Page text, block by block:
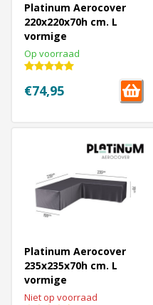
Platinum Aerocover
220x220x70h cm. L
vormige
loungesethoes
Op voorraad
€74,95
Platinum Aerocover
235x235x70h cm. L
vormige
loungesethoes
Niet op voorraad